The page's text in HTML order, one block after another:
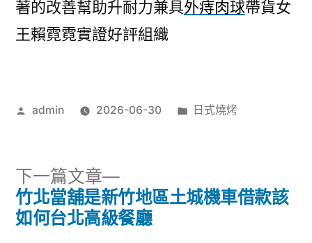
著的改善幫助升耐力兼具外痔肉球帶貨女
王賴霓霓實證好評組織
作
admin 2026-06-30
分
日式燒烤
文
下一篇文章
下
一
篇
竹北當舖是新竹地區土城機車借款該
如何台北高級餐廳